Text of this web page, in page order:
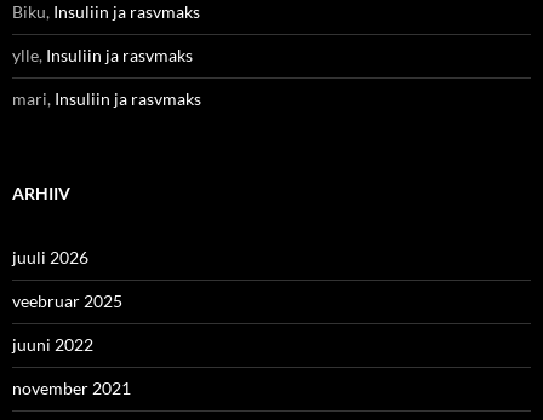
Biku, Insuliin ja rasvmaks
ylle, Insuliin ja rasvmaks
mari, Insuliin ja rasvmaks
ARHIIV
juuli 2026
veebruar 2025
juuni 2022
november 2021